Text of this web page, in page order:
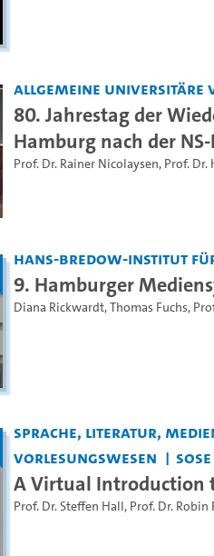
Allgemeine universitäre
80. Jahrestag der
Hamburg nach der
Prof. Dr. Rainer Nicolaysen, Prof. Dr.
Hans-Bredow-Institut
9. Hamburger
Diana Rickwardt,Thomas Fuchs,
Sprache, Literatur,
Vorlesungswesen
A Virtual Introduction
Prof. Dr. Steffen Hall, Prof. Dr. Robin